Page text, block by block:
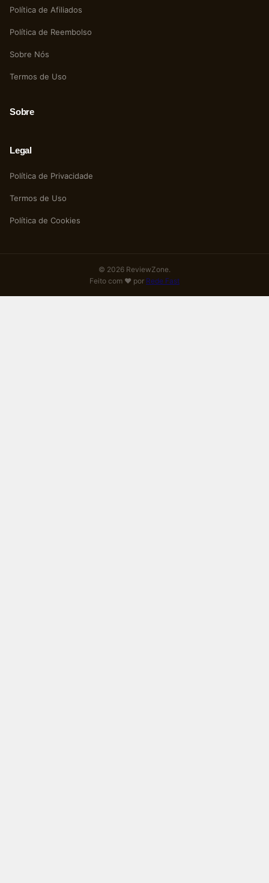
Política de Afiliados
Política de Reembolso
Sobre Nós
Termos de Uso
Sobre
Legal
Política de Privacidade
Termos de Uso
Política de Cookies
© 2026 ReviewZone.
Feito com ❤️ por Rede Fast